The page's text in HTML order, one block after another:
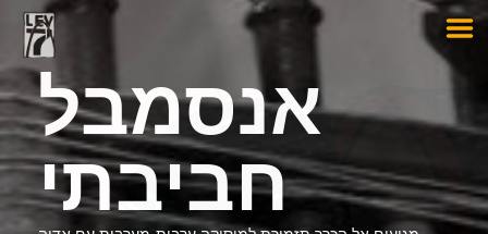
אנסמבל
חביבתי